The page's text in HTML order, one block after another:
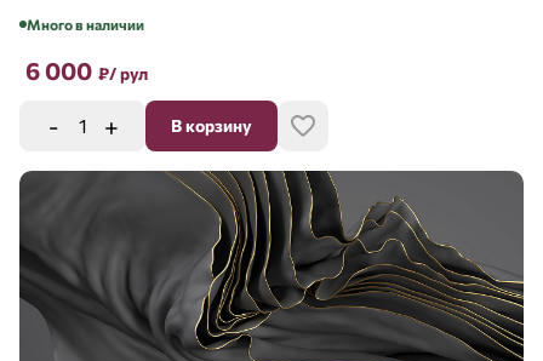
Много в наличии
6 000 ₽/ рул
- + В корзину